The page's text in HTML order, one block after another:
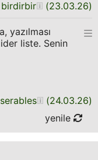
birdirbir (23.03.26)
yazılması
liste. Senin
(24.03.26)
yenile